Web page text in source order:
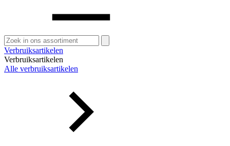
Zoeken
naar:
Verbruiksartikelen
Verbruiksartikelen
Alle verbruiksartikelen